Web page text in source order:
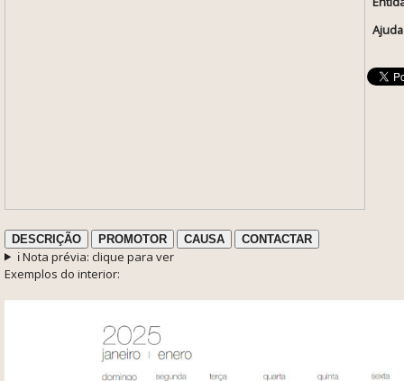
DESCRIÇÃO PROMOTOR CAUSA CONTACTAR
ℹ️ Nota prévia: clique para ver
Exemplos do interior: